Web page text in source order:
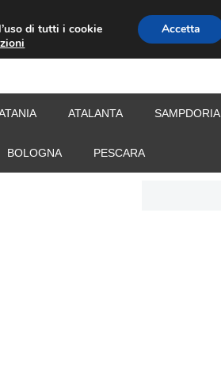
CALCIOMERCATO
ATALANTA SAMPDORIA
BOLOGNA PESCARA
di tutti i cookie
Accetta